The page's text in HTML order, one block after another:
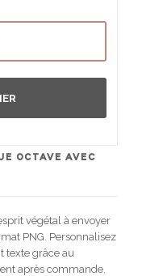
OCTAVE AVEC
végétal à envoyer
PNG. Personnalisez
texte grâce au
après commande.